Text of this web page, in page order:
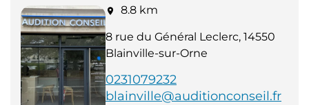
8.8 km
8 rue du Général Leclerc, 14550
Blainville-sur-Orne
0231079232
blainville@auditionconseil.fr